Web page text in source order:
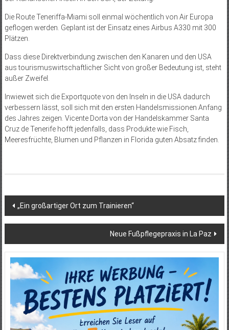
Die Route Teneriffa-Miami soll einmal wöchentlich von Air Europa
geflogen werden. Geplant ist der Einsatz eines Airbus A330 mit 300
Plätzen.
Dass diese Direktverbindung zwischen den Kanaren und den USA
aus tourismuswirtschaftlicher Sicht von gro­ßer Bedeutung ist, steht
außer Zweifel.
Inwieweit sich die Exportquote von den Inseln in die USA dadurch
verbessern lässt, soll sich mit den ersten Handelsmissionen Anfang
des Jahres zeigen. Vicente Dorta von der Handelskammer Santa
Cruz de Tenerife hofft jedenfalls, dass Produkte wie Fisch,
Meeresfrüchte, Blumen und Pflanzen in Florida guten Absatz finden.
Beitragsnavigation
„Ein großartiger Ort zum Trainieren“
Neue Fußpflegepraxis in La Paz